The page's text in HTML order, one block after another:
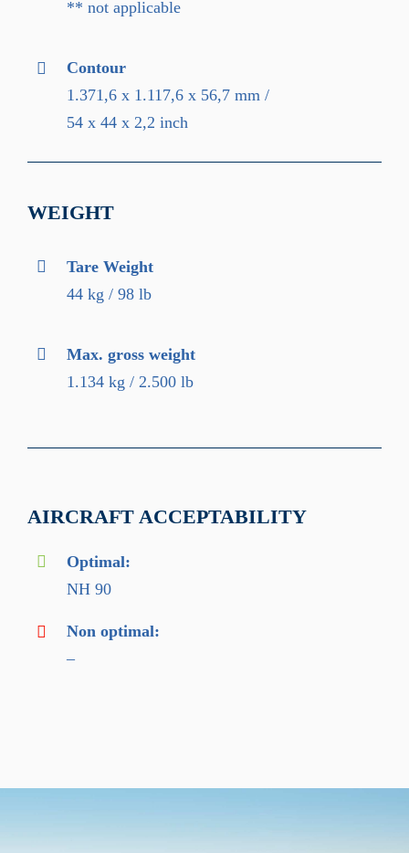
** not applicable
Contour
1.371,6 x 1.117,6 x 56,7 mm /
54 x 44 x 2,2 inch
WEIGHT
Tare Weight
44 kg / 98 lb
Max. gross weight
1.134 kg / 2.500 lb
AIRCRAFT ACCEPTABILITY
Optimal:
NH 90
Non optimal:
–